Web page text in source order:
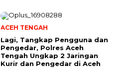
ACEH TENGAH
Lagi, Tangkap Pengguna dan
Pengedar, Polres Aceh
Tengah Ungkap 2 Jaringan
Kurir dan Pengedar di Aceh